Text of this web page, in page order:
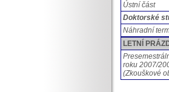
Ústní část
Doktorské
Náhradní
LETNÍ
roku 2007/
(Zkouškové